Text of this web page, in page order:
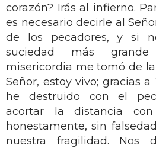
corazón? Irás al infierno.
es necesario decirle al
de los pecadores, y si
suciedad más
misericordia me tomó de la
Señor, estoy vivo; gracias
he destruido con el
acortar la distancia con
honestamente, sin
nuestra fragilidad. Nos